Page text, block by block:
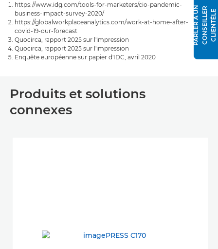
https://www.idg.com/tools-for-marketers/cio-pandemic-
business-impact-survey-2020/
https://globalworkplaceanalytics.com/work-at-home-after-
covid-19-our-forecast
Quocirca, rapport 2025 sur l'impression
Quocirca, rapport 2025 sur l'impression
Enquête européenne sur papier d'IDC, avril 2020
Produits et solutions
connexes
P
A
R
L
E
R
À U
N
C
O
N
S
E
I
L
L
E
R
C
L
I
E
N
T
È
L E